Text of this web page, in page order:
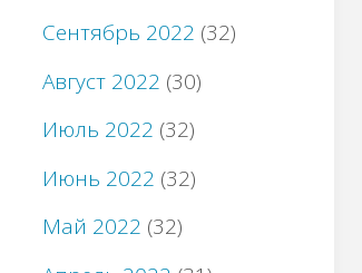
Сентябрь 2022 (32)
Август 2022 (30)
Июль 2022 (32)
Июнь 2022 (32)
Май 2022 (32)